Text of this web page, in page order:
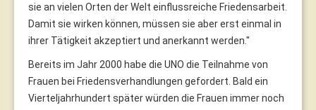
sie an vielen Orten der Welt einflussreiche Friedensarbeit.
Damit sie wirken können, müssen sie aber erst einmal in
ihrer Tätigkeit akzeptiert und anerkannt werden."
Bereits im Jahr 2000 habe die UNO die Teilnahme von
Frauen bei Friedensverhandlungen gefordert. Bald ein
Vierteljahrhundert später würden die Frauen immer noch